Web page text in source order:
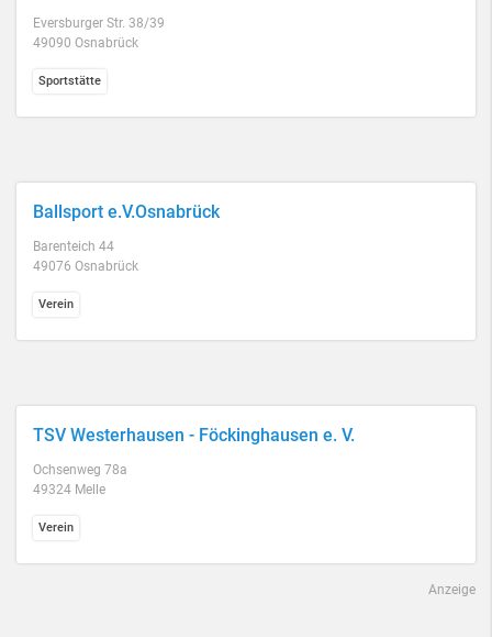
Eversburger Str. 38/39
49090 Osnabrück
Sportstätte
Ballsport e.V.Osnabrück
Barenteich 44
49076 Osnabrück
Verein
TSV Westerhausen - Föckinghausen e. V.
Ochsenweg 78a
49324 Melle
Verein
Anzeige